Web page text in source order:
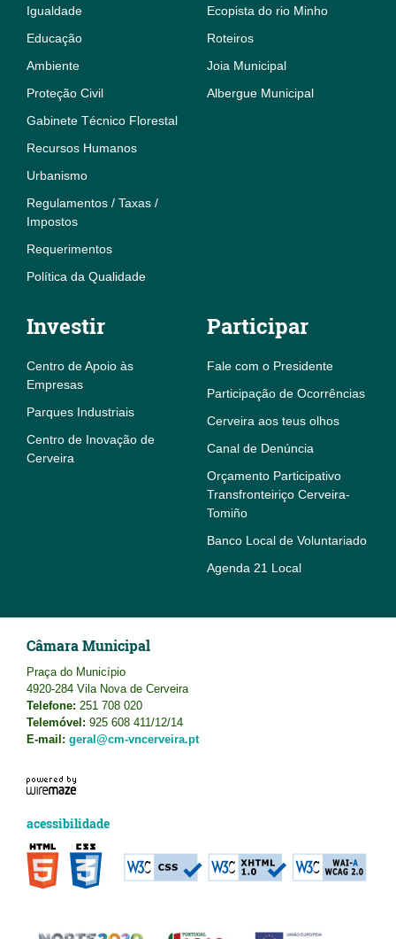
Igualdade
Educação
Ambiente
Proteção Civil
Gabinete Técnico Florestal
Recursos Humanos
Urbanismo
Regulamentos / Taxas /
Impostos
Requerimentos
Política da Qualidade
Ecopista do rio Minho
Roteiros
Joia Municipal
Albergue Municipal
Investir
Centro de Apoio às
Empresas
Parques Industriais
Centro de Inovação de
Cerveira
Participar
Fale com o Presidente
Participação de Ocorrências
Cerveira aos teus olhos
Canal de Denúncia
Orçamento Participativo
Transfronteiriço Cerveira-
Tomiño
Banco Local de Voluntariado
Agenda 21 Local
Câmara Municipal
Praça do Município
4920-284 Vila Nova de Cerveira
Telefone: 251 708 020
Telemóvel: 925 608 411/12/14
E-mail: geral@cm-vncerveira.pt
acessibilidade